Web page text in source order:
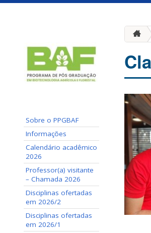
Sobre o PPGBAF
Informações
Calendário acadêmico
2026
Professor(a) visitante
– Chamada 2026
Disciplinas ofertadas
em 2026/2
Disciplinas ofertadas
em 2026/1